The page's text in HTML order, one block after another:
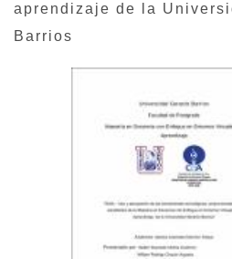
aprendizaje de la
Barrios